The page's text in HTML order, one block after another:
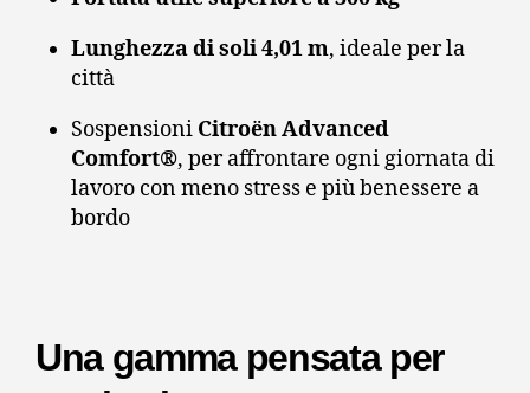
Lunghezza di soli 4,01 m, ideale per la
città
Sospensioni Citroën Advanced
Comfort®, per affrontare ogni giornata di
lavoro con meno stress e più benessere a
bordo
Una gamma pensata per